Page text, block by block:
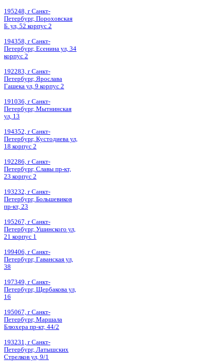
195248, г Санкт-
Петербург, Пороховская
Б. ул, 52 корпус 2
194358, г Санкт-
Петербург, Есенина ул, 34
корпус 2
192283, г Санкт-
Петербург, Ярослава
Гашека ул, 9 корпус 2
191036, г Санкт-
Петербург, Мытнинская
ул, 13
194352, г Санкт-
Петербург, Кустодиева ул,
18 корпус 2
192286, г Санкт-
Петербург, Славы пр-кт,
23 корпус 2
193232, г Санкт-
Петербург, Большевиков
пр-кт, 23
195267, г Санкт-
Петербург, Ушинского ул,
21 корпус 1
199406, г Санкт-
Петербург, Гаванская ул,
38
197349, г Санкт-
Петербург, Щербакова ул,
16
195067, г Санкт-
Петербург, Маршала
Блюхера пр-кт, 44/2
193231, г Санкт-
Петербург, Латышских
Стрелков ул, 9/1